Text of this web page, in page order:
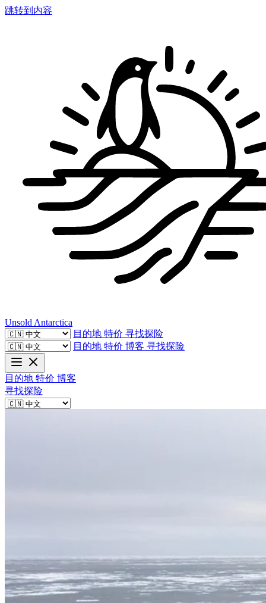
跳转到内容
Unsold Antarctica
目的地 特价 寻找探险
目的地 特价 博客 寻找探险
目的地 特价 博客
寻找探险